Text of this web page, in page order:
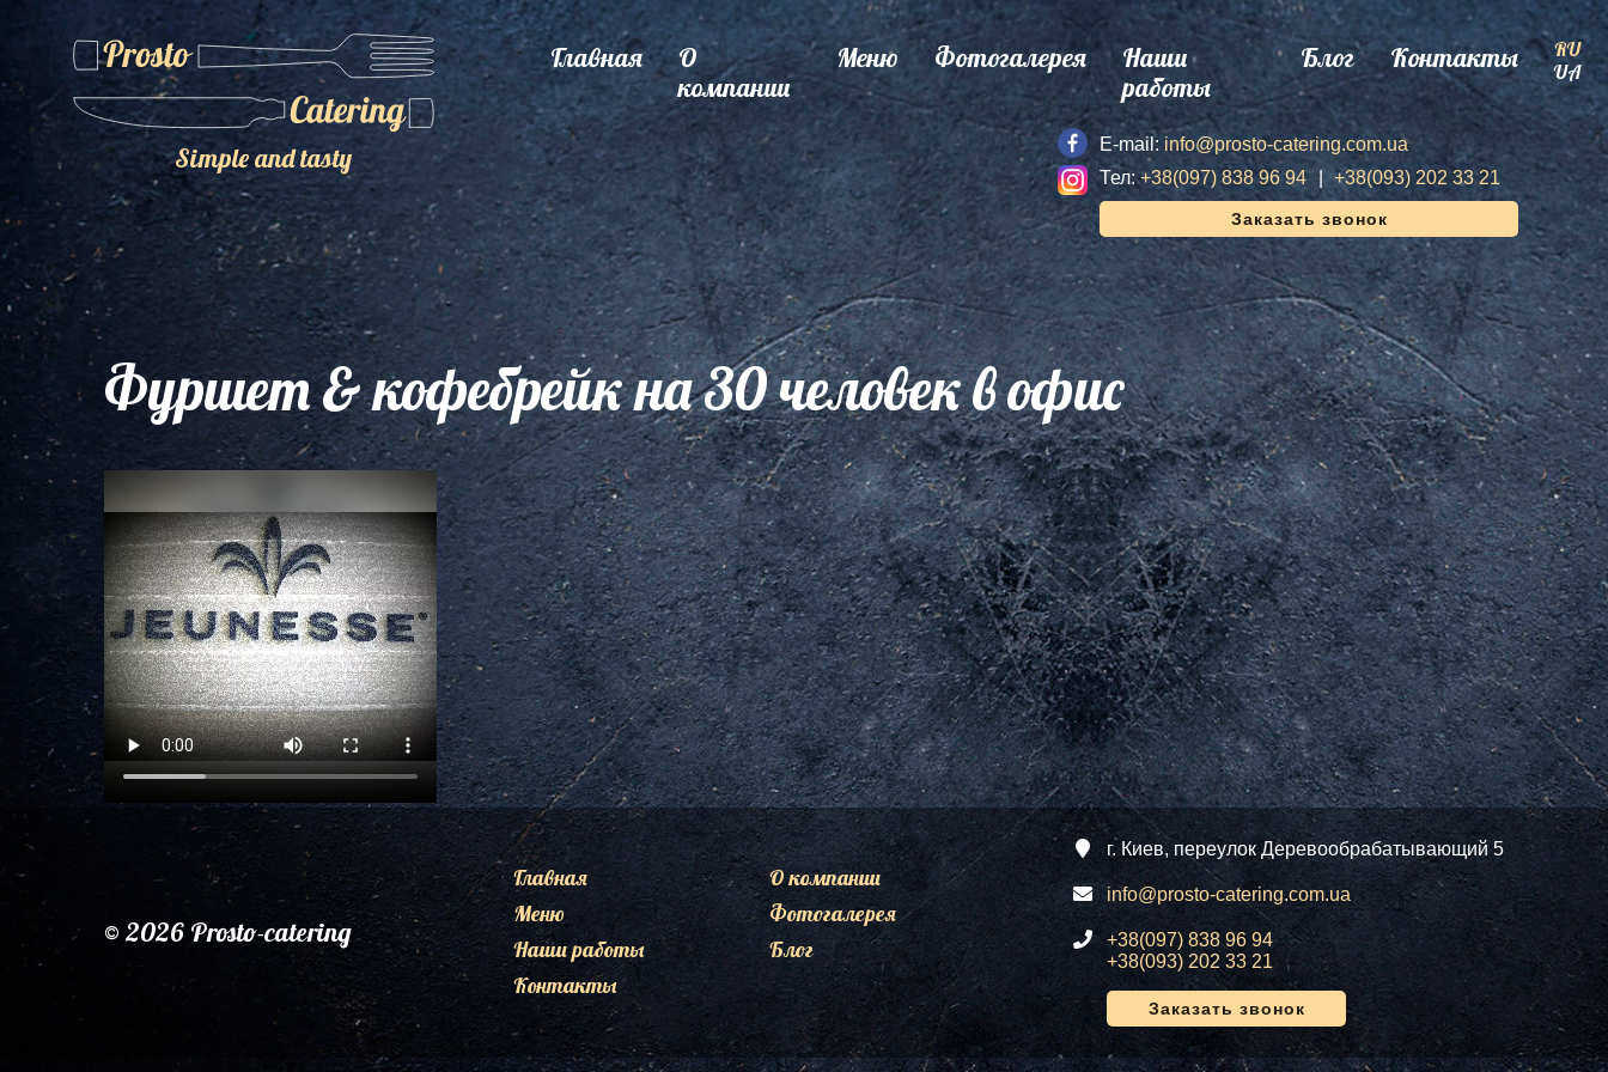
Simple and tasty
Главная
О
компании
Меню Фотогалерея
Наши
работы
Блог Контакты
RU
UA
E-mail: info@prosto-catering.com.ua
Тел: +38(097) 838 96 94 +38(093) 202 33 21
Заказать звонок
Фуршет & кофебрейк на 30 человек в офис
© 2026 Prosto-catering
г. Киев, переулок Деревообрабатывающий 5
info@prosto-catering.com.ua
+38(097) 838 96 94
+38(093) 202 33 21
Заказать звонок
Главная
О компании
Меню
Фотогалерея
Наши работы
Блог
Контакты